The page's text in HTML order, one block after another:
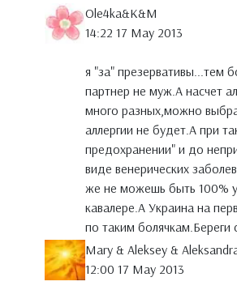
Ole4ka&K&M
14:22 17 May 2013
я "за" презервативы...тем
партнер не муж.А насчет
много разных,можно
аллергии не будет.А при
предохранении" и до
виде венерических
же не можешь быть 100%
кавалере.А Украина на
по таким болячкам.Береги
Mary & Aleksey &
12:00 17 May 2013